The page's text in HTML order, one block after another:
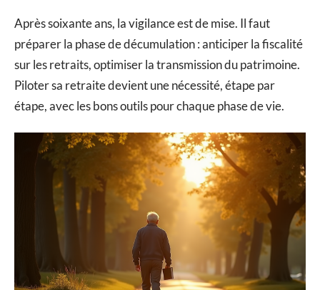
Après soixante ans, la vigilance est de mise. Il faut
préparer la phase de décumulation : anticiper la fiscalité
sur les retraits, optimiser la transmission du patrimoine.
Piloter sa retraite devient une nécessité, étape par
étape, avec les bons outils pour chaque phase de vie.